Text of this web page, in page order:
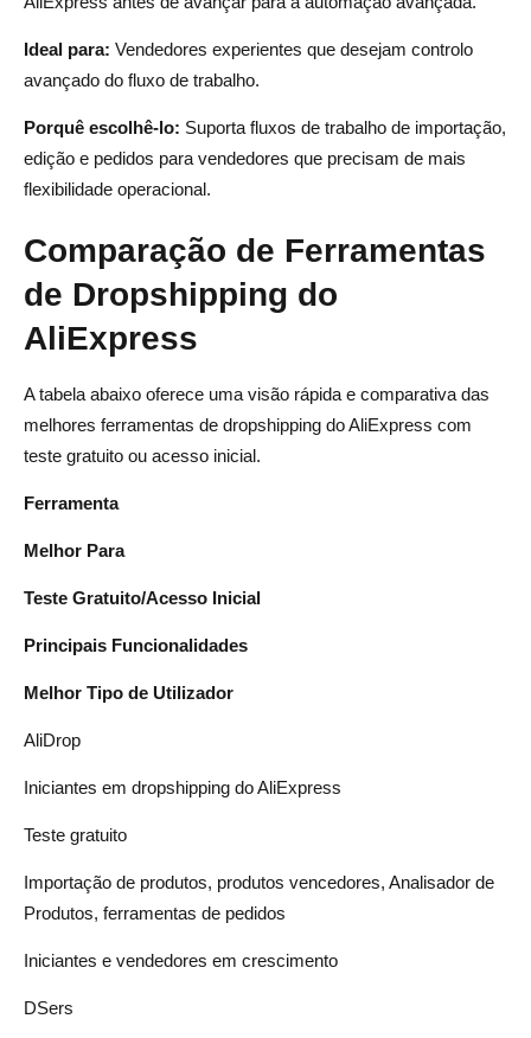
Ideal para: Vendedores experientes que desejam controlo
avançado do fluxo de trabalho.
Porquê escolhê-lo: Suporta fluxos de trabalho de importação,
edição e pedidos para vendedores que precisam de mais
flexibilidade operacional.
Comparação de Ferramentas
de Dropshipping do
AliExpress
A tabela abaixo oferece uma visão rápida e comparativa das
melhores ferramentas de dropshipping do AliExpress com
teste gratuito ou acesso inicial.
Ferramenta
Melhor Para
Teste Gratuito/Acesso Inicial
Principais Funcionalidades
Melhor Tipo de Utilizador
AliDrop
Iniciantes em dropshipping do AliExpress
Teste gratuito
Importação de produtos, produtos vencedores, Analisador de
Produtos, ferramentas de pedidos
Iniciantes e vendedores em crescimento
DSers